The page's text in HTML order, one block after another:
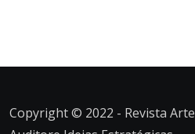
Copyright © 2022 - Revista